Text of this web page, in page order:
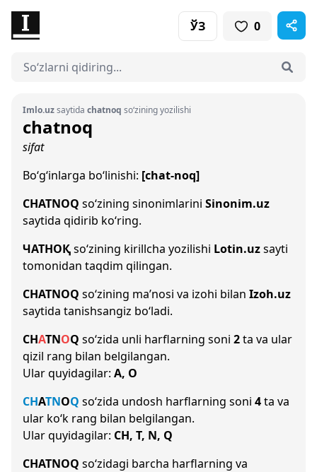
ЎЗ 0
Imlo.uzsaytida chatnoq so‘zining yozilishi
chatnoq
sifat
Bo‘g‘inlarga bo‘linishi: [chat-noq]
CHATNOQ so‘zining sinonimlarini Sinonim.uz
saytida qidirib ko‘ring.
ЧАТНОҚso‘zining kirillcha yozilishi Lotin.uzsayti
tomonidan taqdim qilingan.
CHATNOQ so‘zining ma’nosi va izohi bilan Izoh.uz
saytida tanishsangiz bo‘ladi.
CHATNOQ so‘zida unli harflarning soni 2ta va ular
qizil rang bilan belgilangan.
Ular quyidagilar: A, O
CHATNOQ so‘zida undosh harflarning soni 4ta va
ular ko‘k rang bilan belgilangan.
Ular quyidagilar: CH, T, N, Q
CHATNOQ so‘zidagi barcha harflarning va